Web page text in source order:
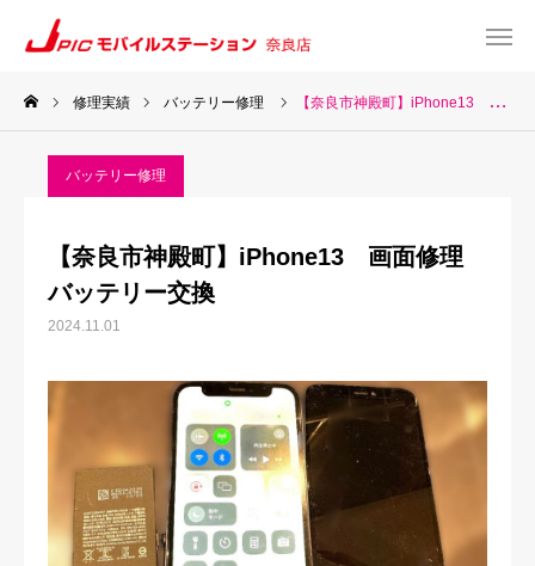
修理実績 バッテリー修理 【奈良市神殿町】iPhone13 画面修理 バッテリー交換
バッテリー修理
【奈良市神殿町】iPhone13 画面修理
バッテリー交換
2024.11.01
web予約
修理料金表